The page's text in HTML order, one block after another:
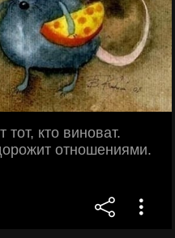
кто виноват.
отношениями.